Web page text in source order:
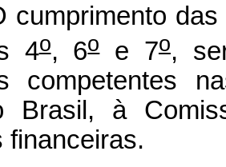
cumprimento
4o, 6oe 7o,
competentes
Brasil, à
financeiras.